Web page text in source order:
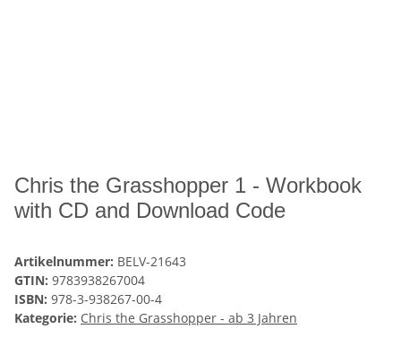
Chris the Grasshopper 1 - Workbook
with CD and Download Code
Artikelnummer: BELV-21643
GTIN: 9783938267004
ISBN: 978-3-938267-00-4
Kategorie: Chris the Grasshopper - ab 3 Jahren